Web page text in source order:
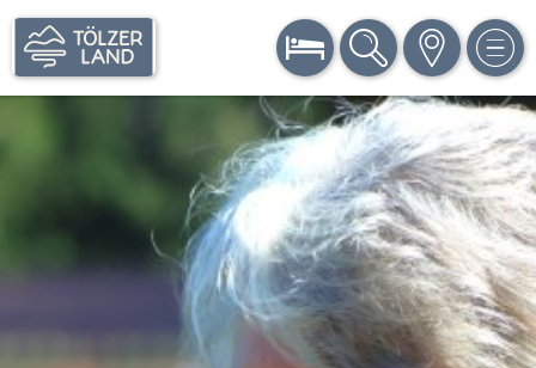
BUCHEN SUCHE KARTE MENÜ